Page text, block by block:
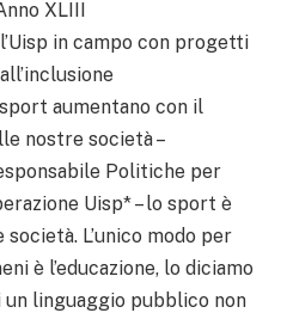
XLIII
in campo con progetti
aumentano con il
nostre società –
Politiche per
Uisp* – lo sport è
L’unico modo per
è l’educazione, lo diciamo
un linguaggio pubblico non